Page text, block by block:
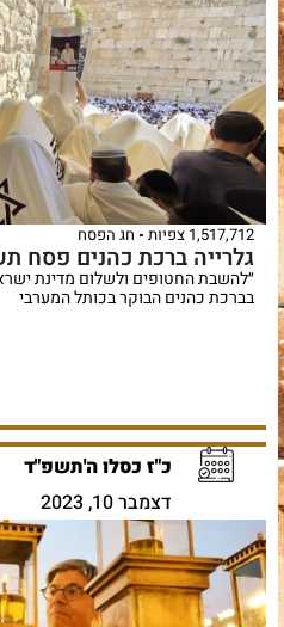
1,517,712 צפיות חג הפסח
גלרייה ברכת כהנים פסח
בברכת כהנים הבוקר בכותל המערבי
כ"ז כסלו ה'תשפ"ד
דצמבר 10, 2023